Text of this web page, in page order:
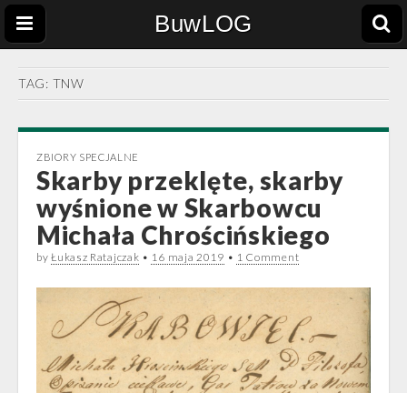
BuwLOG
TAG: TNW
ZBIORY SPECJALNE
Skarby przeklęte, skarby
wyśnione w Skarbowcu
Michała Chrościńskiego
byŁukasz Ratajczak • 16 maja 2019 • 1 Comment